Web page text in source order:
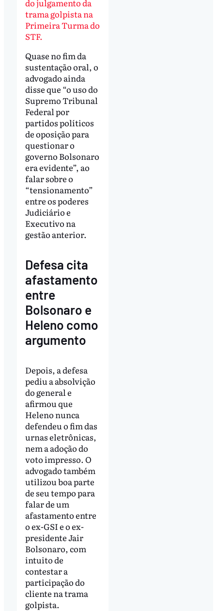
do julgamento da
trama golpista na
Primeira Turma do
STF.
Quase no fim da
sustentação oral, o
advogado ainda
disse que “o uso do
Supremo Tribunal
Federal por
partidos políticos
de oposição para
questionar o
governo Bolsonaro
era evidente”, ao
falar sobre o
“tensionamento”
entre os poderes
Judiciário e
Executivo na
gestão anterior.
Defesa cita
afastamento
entre
Bolsonaro e
Heleno como
argumento
Depois, a defesa
pediu a absolvição
do general e
afirmou que
Heleno nunca
defendeu o fim das
urnas eletrônicas,
nem a adoção do
voto impresso. O
advogado também
utilizou boa parte
de seu tempo para
falar de um
afastamento entre
o ex-GSI e o ex-
presidente Jair
Bolsonaro, com
intuito de
contestar a
participação do
cliente na trama
golpista.